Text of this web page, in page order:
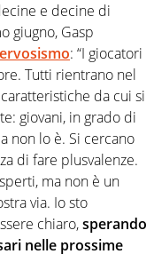
e decine di
giugno, Gasp
: “I giocatori
Tutti rientrano nel
da cui si
giovani, in grado di
non lo è. Si cercano
di fare plusvalenze.
ma non è un
via. Io sto
chiaro,sperando
nelle prossime